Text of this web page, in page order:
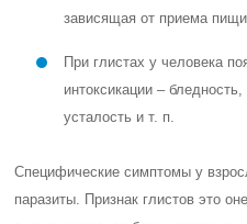
зависящая от приема
При глистах у человека
интоксикации –
усталость и т. п.
Специфические симптомы у
паразиты. Признак глистов это